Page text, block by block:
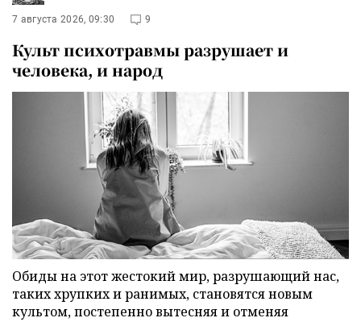
7 августа 2026, 09:30 9
Культ психотравмы разрушает и
человека, и народ
Обиды на этот жестокий мир, разрушающий нас,
таких хрупких и ранимых, становятся новым
культом, постепенно вытесняя и отменяя